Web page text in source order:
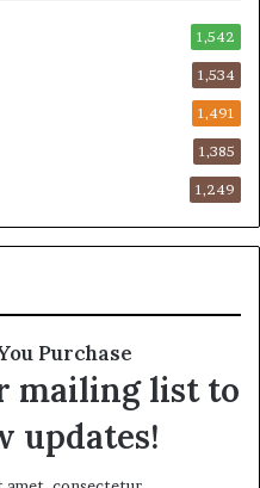
1,542
1,534
1,491
1,385
1,249
Purchase
mailing list to
updates!